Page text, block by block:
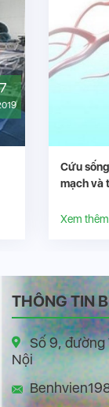
Cứu sống một
mạch và tĩnh
Xem thêm
THÔNG TIN
Số 9, đường
Nội